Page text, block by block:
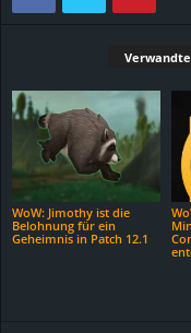
WoW: Jimothy ist die
Belohnung für ein
Geheimnis in Patch 12.1